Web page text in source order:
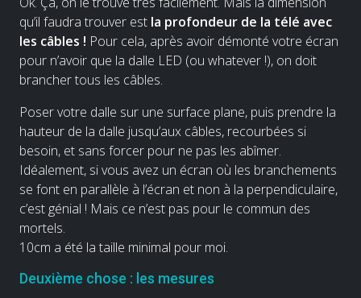
qu’il faudra trouver est la profondeur de la télé avec
les câbles ! Pour cela, après avoir démonté votre écran
pour n’avoir que la dalle LED (ou whatever !), on doit
brancher tous les câbles.
Poser votre dalle sur une surface plane, puis prendre la
hauteur de la dalle jusqu’aux câbles, recourbées si
besoin, et sans forcer pour ne pas les abîmer.
Idéalement, si vous avez un écran où les branchements
se font en parallèle à l’écran et non à la perpendiculaire,
c’est génial ! Mais ce n’est pas pour le commun des
mortels.
10cm a été la taille minimal pour moi.
Deuxième chose : les mesures